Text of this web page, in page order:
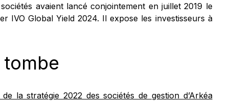
avaient lancé conjointement en juillet 2019 le
IVO Global Yield 2024. Il expose les investisseurs à
la stratégie 2022 des sociétés de gestion d’Arkéa